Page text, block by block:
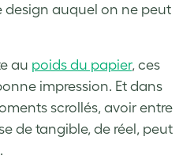
design auquel on ne peut
au poids du papier, ces
impression. Et dans
scrollés, avoir entre
de tangible, de réel, peut